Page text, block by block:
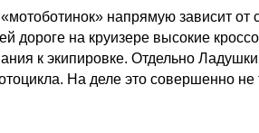
напрямую зависит от
дороге на круизере высокие
к экипировке. Отдельно
На деле это совершенно